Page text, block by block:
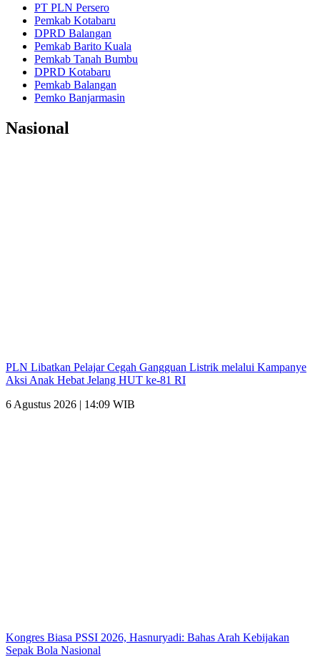
PT PLN Persero
Pemkab Kotabaru
DPRD Balangan
Pemkab Barito Kuala
Pemkab Tanah Bumbu
DPRD Kotabaru
Pemkab Balangan
Pemko Banjarmasin
Nasional
PLN Libatkan Pelajar Cegah Gangguan Listrik melalui Kampanye
Aksi Anak Hebat Jelang HUT ke-81 RI
6 Agustus 2026 | 14:09 WIB
Kongres Biasa PSSI 2026, Hasnuryadi: Bahas Arah Kebijakan
Sepak Bola Nasional